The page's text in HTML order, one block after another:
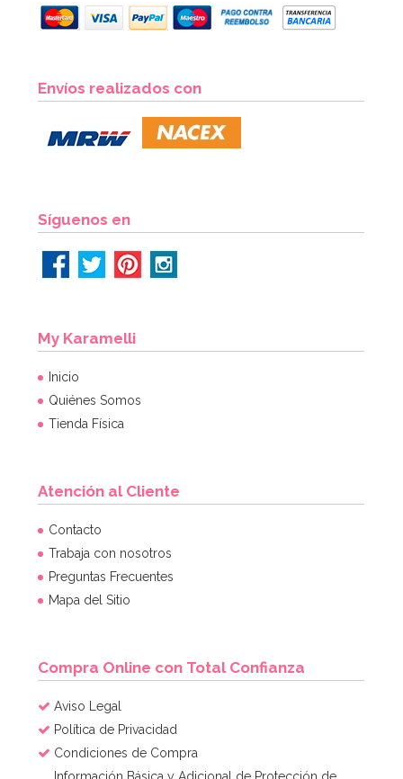
7,50€
Envíos realizados con
Síguenos en
My Karamelli
Inicio
Quiénes Somos
Tienda Física
Atención al Cliente
Contacto
Trabaja con nosotros
Preguntas Frecuentes
Mapa del Sitio
Compra Online con Total Confianza
Aviso Legal
Política de Privacidad
Condiciones de Compra